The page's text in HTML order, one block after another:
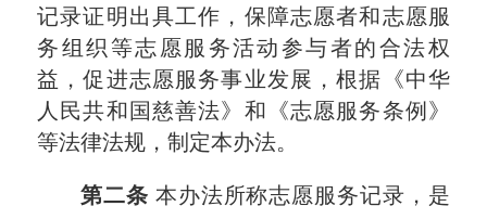
记录证明出具工作，保障志愿者和志愿服
务组织等志愿服务活动参与者的合法权
益，促进志愿服务事业发展，根据《中华
人民共和国慈善法》和《志愿服务条例》
等法律法规，制定本办法。
第二条 本办法所称志愿服务记录，是